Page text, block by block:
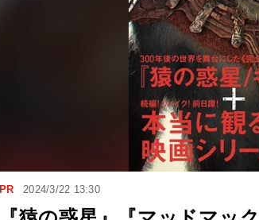
PR 2024/3/22 13:30